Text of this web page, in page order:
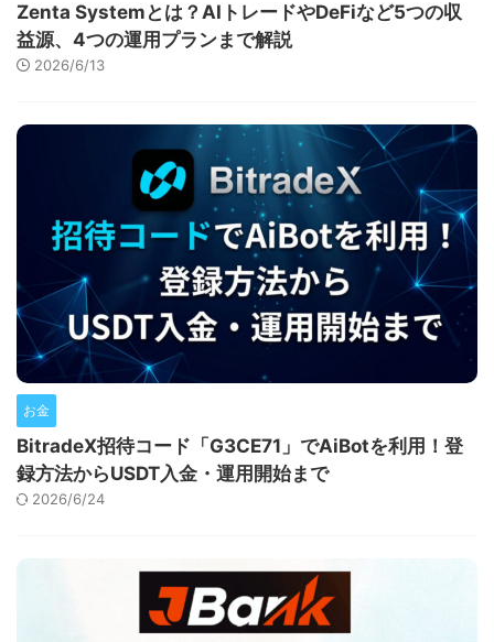
Zenta Systemとは？AIトレードやDeFiなど5つの収
益源、4つの運用プランまで解説
2026/6/13
お金
BitradeX招待コード「G3CE71」でAiBotを利用！登
録方法からUSDT入金・運用開始まで
2026/6/24